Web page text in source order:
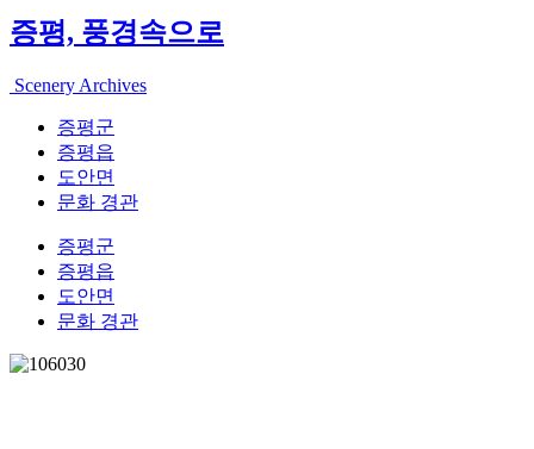
증평, 풍경속으로
Scenery Archives
증평군
증평읍
도안면
문화 경관
증평군
증평읍
도안면
문화 경관